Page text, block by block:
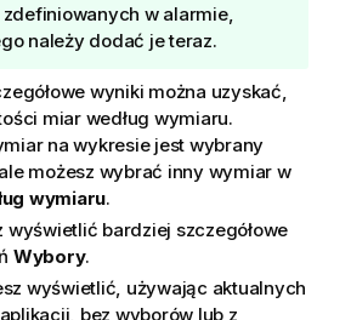
w alarmie,
należy dodać je teraz.
wyniki można uzyskać,
miar według wymiaru.
na wykresie jest wybrany
możesz wybrać inny wymiar w
wymiaru.
wyświetlić bardziej szczegółowe
Wybory.
wyświetlić, używając aktualnych
bez wyborów lub z